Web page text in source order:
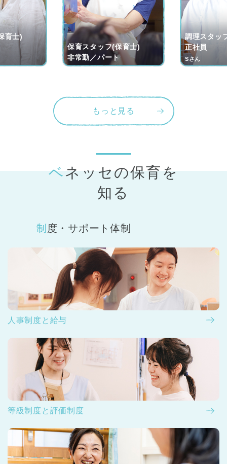
育士)
保育スタッフ(保育士)
非常勤／パート
調理スタッ
正社員
Sさん
もっと見る
ベネッセの保育を
知る
制度・サポート体制
人事制度と給与
等級制度と評価制度